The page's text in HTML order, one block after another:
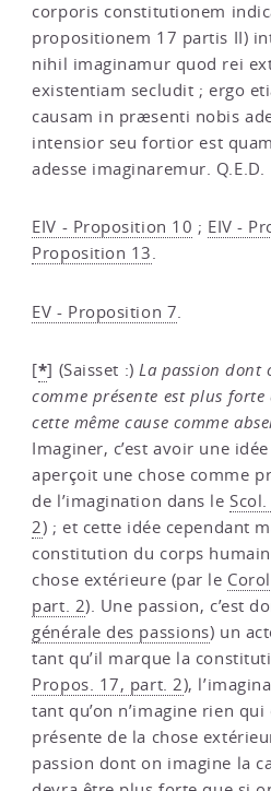
corporis constitutionem
propositionem 17 partis II)
nihil imaginamur quod rei
existentiam secludit ; ergo
causam in præsenti nobis
intensior seu fortior est
adesse imaginaremur. Q.E.D.
EIV - Proposition 10 ; EIV -
Proposition 13.
EV - Proposition 7
[*] (Saisset :)La passion dont
comme présente est plus
cette même cause comme
Imaginer, c’est avoir une
aperçoit une chose comme
de l’imagination dans le
2) ; et cette idée cependant
constitution du corps
chose extérieure (par le
part. 2). Une passion, c’est
générale des passions) un
tant qu’il marque la
Propos. 17, part. 2),
tant qu’on n’imagine rien qui
présente de la chose
passion dont on imagine la